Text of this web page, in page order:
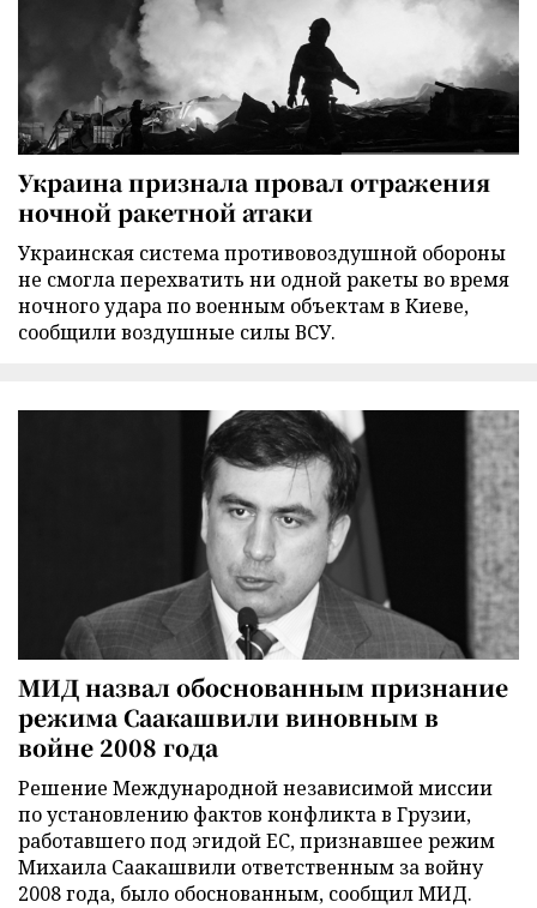
Украина признала провал отражения
ночной ракетной атаки
Украинская система противовоздушной обороны
не смогла перехватить ни одной ракеты во время
ночного удара по военным объектам в Киеве,
сообщили воздушные силы ВСУ.
МИД назвал обоснованным признание
режима Саакашвили виновным в
войне 2008 года
Решение Международной независимой миссии
по установлению фактов конфликта в Грузии,
работавшего под эгидой ЕС, признавшее режим
Михаила Саакашвили ответственным за войну
2008 года, было обоснованным, сообщил МИД.